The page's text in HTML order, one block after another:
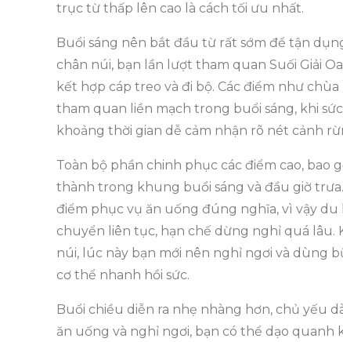
trục từ thấp lên cao là cách tối ưu nhất.
Buổi sáng nên bắt đầu từ rất sớm để tận
chân núi, bạn lần lượt tham quan Suối Giải
kết hợp cáp treo và đi bộ. Các điểm như
tham quan liền mạch trong buổi sáng, khi
khoảng thời gian dễ cảm nhận rõ nét cảnh
Toàn bộ phần chinh phục các điểm cao,
thành trong khung buổi sáng và đầu giờ
điểm phục vụ ăn uống đúng nghĩa, vì vậy
chuyển liên tục, hạn chế dừng nghỉ quá lâu.
núi, lúc này bạn mới nên nghỉ ngơi và dùng
cơ thể nhanh hồi sức.
Buổi chiều diễn ra nhẹ nhàng hơn, chủ yếu
ăn uống và nghỉ ngơi, bạn có thể dạo